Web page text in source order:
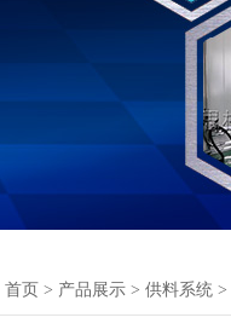
首页 > 产品展示 > 供料系统 >